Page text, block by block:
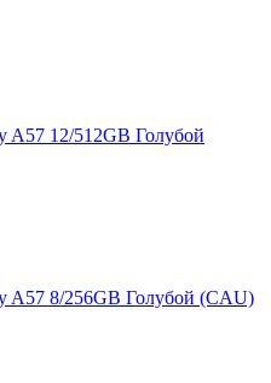
A57 12/512GB Голубой
A57 8/256GB Голубой (CAU)